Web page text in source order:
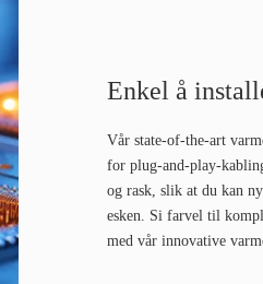
Enkel å
Vår state-of-the-art
for plug-and-play-
og rask, slik at du kan
esken. Si farvel til
med vår innovative